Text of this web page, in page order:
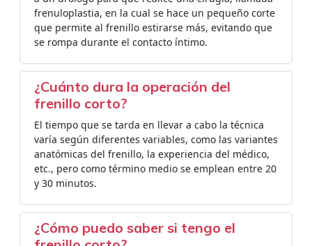
frenuloplastia, en la cual se hace un pequeño corte
que permite al frenillo estirarse más, evitando que
se rompa durante el contacto íntimo.
¿Cuánto dura la operación del
frenillo corto?
El tiempo que se tarda en llevar a cabo la técnica
varía según diferentes variables, como las variantes
anatómicas del frenillo, la experiencia del médico,
etc., pero como término medio se emplean entre 20
y 30 minutos.
¿Cómo puedo saber si tengo el